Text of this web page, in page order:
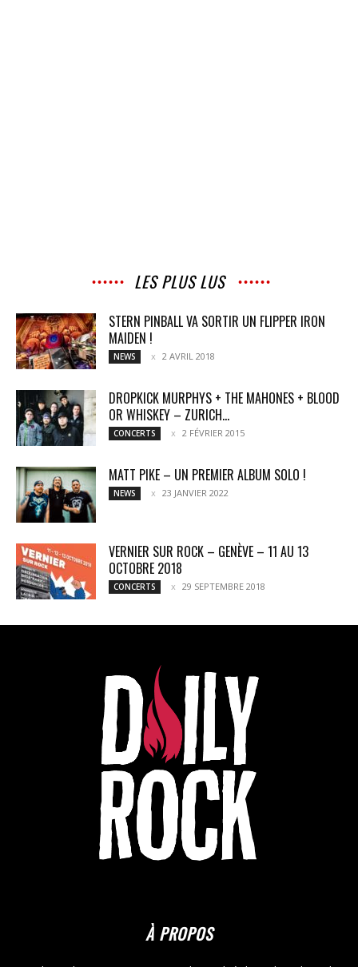
LES PLUS LUS
STERN PINBALL VA SORTIR UN FLIPPER IRON
MAIDEN !
NEWS 2 AVRIL 2018
DROPKICK MURPHYS + THE MAHONES + BLOOD
OR WHISKEY – ZURICH...
CONCERTS 2 FÉVRIER 2015
MATT PIKE – UN PREMIER ALBUM SOLO !
NEWS 23 JANVIER 2022
VERNIER SUR ROCK – GENÈVE – 11 AU 13
OCTOBRE 2018
CONCERTS 29 SEPTEMBRE 2018
À PROPOS